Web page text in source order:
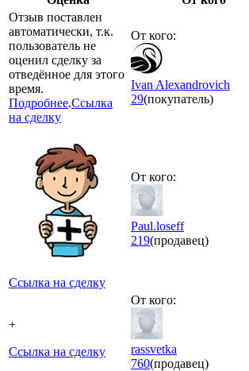
Отзыв поставлен
автоматически, т.к.
пользователь не
оценил сделку за
отведённое для этого
время.
Подробнее.Ссылка
на сделку
От кого:
Ivan Alexandrovich
29(покупатель)
Ссылка на сделку
От кого:
Paul.loseff
219(продавец)
+
Ссылка на сделку
От кого:
rassvetka
760(продавец)